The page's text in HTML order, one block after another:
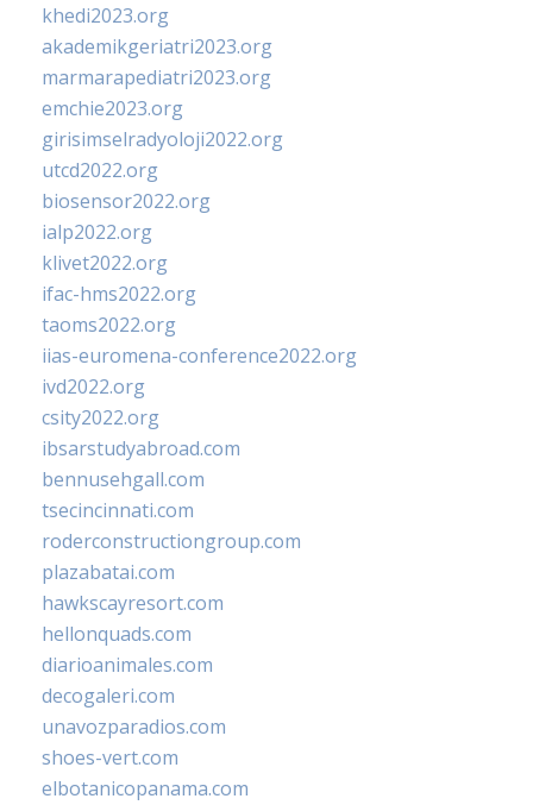
khedi2023.org
akademikgeriatri2023.org
marmarapediatri2023.org
emchie2023.org
girisimselradyoloji2022.org
utcd2022.org
biosensor2022.org
ialp2022.org
klivet2022.org
ifac-hms2022.org
taoms2022.org
iias-euromena-conference2022.org
ivd2022.org
csity2022.org
ibsarstudyabroad.com
bennusehgall.com
tsecincinnati.com
roderconstructiongroup.com
plazabatai.com
hawkscayresort.com
hellonquads.com
diarioanimales.com
decogaleri.com
unavozparadios.com
shoes-vert.com
elbotanicopanama.com